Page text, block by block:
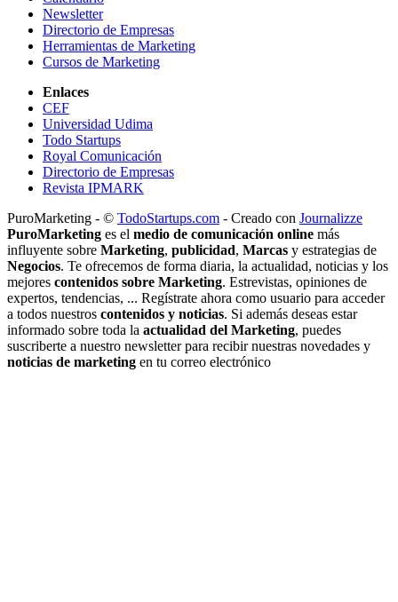
Newsletter
Directorio de Empresas
Herramientas de Marketing
Cursos de Marketing
Enlaces
CEF
Universidad Udima
Todo Startups
Royal Comunicación
Directorio de Empresas
Revista IPMARK
PuroMarketing - © TodoStartups.com - Creado con Journalizze
PuroMarketing es el medio de comunicación online más
influyente sobre Marketing, publicidad, Marcas y estrategias de
Negocios. Te ofrecemos de forma diaria, la actualidad, noticias y los
mejores contenidos sobre Marketing. Estrevistas, opiniones de
expertos, tendencias, ... Regístrate ahora como usuario para acceder
a todos nuestros contenidos y noticias. Si además deseas estar
informado sobre toda la actualidad del Marketing, puedes
suscriberte a nuestro newsletter para recibir nuestras novedades y
noticias de marketing en tu correo electrónico